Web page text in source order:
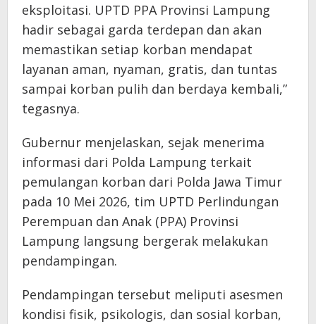
eksploitasi. UPTD PPA Provinsi Lampung
hadir sebagai garda terdepan dan akan
memastikan setiap korban mendapat
layanan aman, nyaman, gratis, dan tuntas
sampai korban pulih dan berdaya kembali,”
tegasnya.
Gubernur menjelaskan, sejak menerima
informasi dari Polda Lampung terkait
pemulangan korban dari Polda Jawa Timur
pada 10 Mei 2026, tim UPTD Perlindungan
Perempuan dan Anak (PPA) Provinsi
Lampung langsung bergerak melakukan
pendampingan.
Pendampingan tersebut meliputi asesmen
kondisi fisik, psikologis, dan sosial korban,